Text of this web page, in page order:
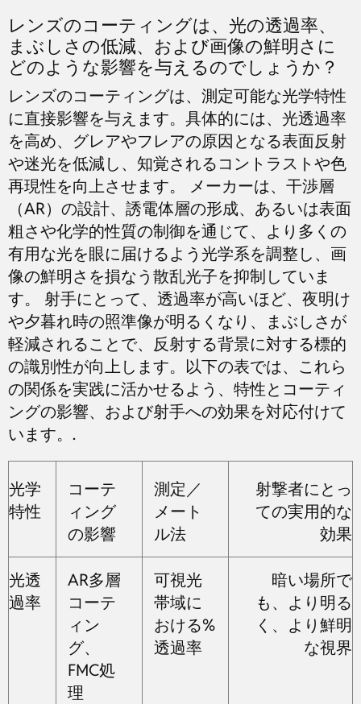
レンズのコーティングは、光の透過率、
まぶしさの低減、および画像の鮮明さに
どのような影響を与えるのでしょうか？
レンズのコーティングは、測定可能な光学特性
に直接影響を与えます。具体的には、光透過率
を高め、グレアやフレアの原因となる表面反射
や迷光を低減し、知覚されるコントラストや色
再現性を向上させます。 メーカーは、干渉層
（AR）の設計、誘電体層の形成、あるいは表面
粗さや化学的性質の制御を通じて、より多くの
有用な光を眼に届けるよう光学系を調整し、画
像の鮮明さを損なう散乱光子を抑制していま
す。 射手にとって、透過率が高いほど、夜明け
や夕暮れ時の照準像が明るくなり、まぶしさが
軽減されることで、反射する背景に対する標的
の識別性が向上します。以下の表では、これら
の関係を実践に活かせるよう、特性とコーティ
ングの影響、および射手への効果を対応付けて
います。.
光学
特性
コーテ
ィング
の影響
測定／
メート
ル法
射撃者にとっ
ての実用的な
効果
光透
過率
AR多層
コーテ
ィン
グ、
FMC処
理
可視光
帯域に
おける%
透過率
暗い場所で
も、より明る
く、より鮮明
な視界